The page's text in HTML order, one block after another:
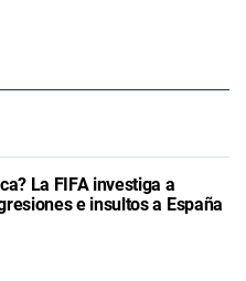
La FIFA investiga a
e insultos a España